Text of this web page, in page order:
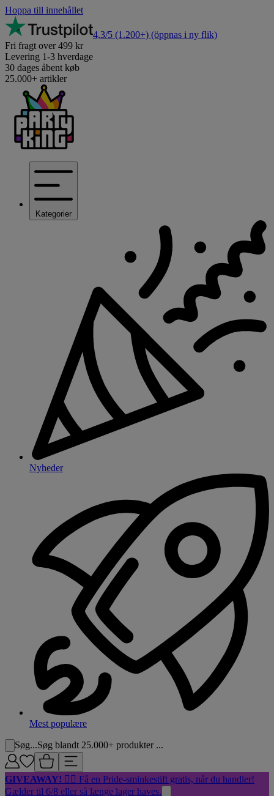
Hoppa till innehållet
4,3/5 (1.200+) (öppnas i ny flik)
Fri fragt over 499 kr
Levering 1-3 hverdage
30 dages åbent køb
25.000+ artikler
Kategorier
Nyheder
Mest populære
Søg...Søg blandt 25.000+ produkter ...
GIVEAWAY! 🏳️‍🌈 Få en Pride-sminkestift gratis, når du handler!
Gælder til 6/8 eller så længe lager haves.